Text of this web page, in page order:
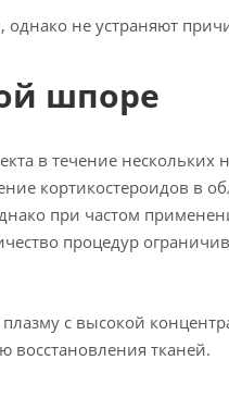
однако не устраняют
шпоре
в течение нескольких
кортикостероидов в
при частом
процедур
с высокой
восстановления тканей.